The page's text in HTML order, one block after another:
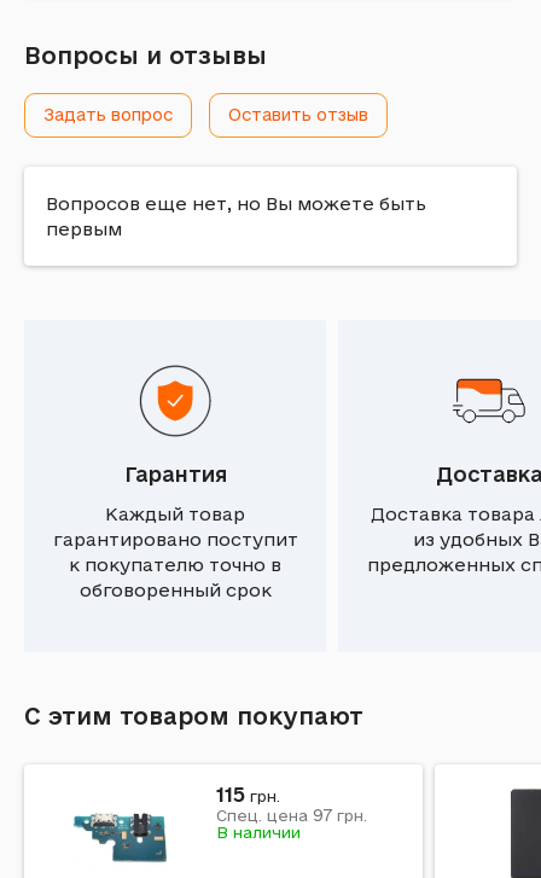
Вопросы и отзывы
Задать вопрос Оставить отзыв
Вопросов еще нет, но Вы можете быть
первым
Гарантия
Каждый товар
гарантировано поступит
к покупателю точно в
обговоренный срок
Доставка
из удобных
предложенных
С этим товаром покупают
115 грн.
Спец. цена 97 грн.
В наличии